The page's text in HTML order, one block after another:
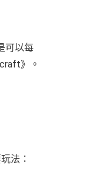
可以每
》。
法：